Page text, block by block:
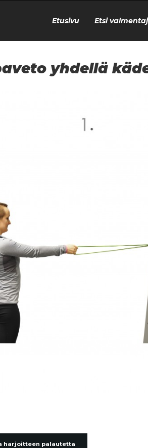
Etusivu Etsi
yhdellä
harjoitteen palautetta